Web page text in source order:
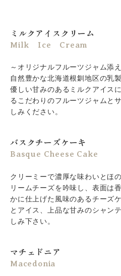
ミルクアイスクリーム
Milk Ice Cream
～オリジナルフルーツジャム添
自然豊かな北海道根釧地区の乳
優しい甘みのあるミルクアイス
るこだわりのフルーツジャムと
しみください。
バスクチーズケーキ
Basque Cheese Cake
クリーミーで濃厚な味わいとほ
リームチーズを吟味し、表面は
かに仕上げた風味のあるチーズ
とアイス、上品な甘みのシャン
しみ下さい。
マチェドニア
Macedonia